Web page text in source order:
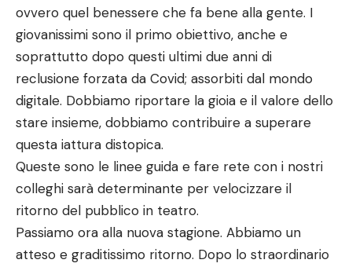
ovvero quel benessere che fa bene alla gente. I
giovanissimi sono il primo obiettivo, anche e
soprattutto dopo questi ultimi due anni di
reclusione forzata da Covid; assorbiti dal mondo
digitale. Dobbiamo riportare la gioia e il valore dello
stare insieme, dobbiamo contribuire a superare
questa iattura distopica.
Queste sono le linee guida e fare rete con i nostri
colleghi sarà determinante per velocizzare il
ritorno del pubblico in teatro.
Passiamo ora alla nuova stagione. Abbiamo un
atteso e graditissimo ritorno. Dopo lo straordinario